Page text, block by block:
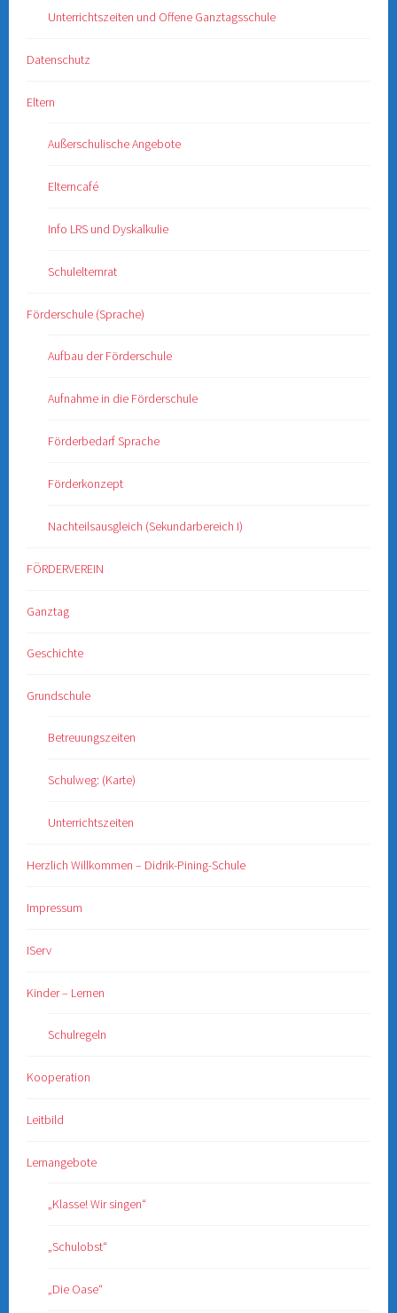
Unterrichtszeiten und Offene Ganztagsschule
Datenschutz
Eltern
Außerschulische Angebote
Elterncafé
Info LRS und Dyskalkulie
Schulelternrat
Förderschule (Sprache)
Aufbau der Förderschule
Aufnahme in die Förderschule
Förderbedarf Sprache
Förderkonzept
Nachteilsausgleich (Sekundarbereich I)
FÖRDERVEREIN
Ganztag
Geschichte
Grundschule
Betreuungszeiten
Schulweg: (Karte)
Unterrichtszeiten
Herzlich Willkommen – Didrik-Pining-Schule
Impressum
IServ
Kinder – Lernen
Schulregeln
Kooperation
Leitbild
Lernangebote
„Klasse! Wir singen“
„Schulobst“
„Die Oase“